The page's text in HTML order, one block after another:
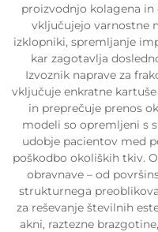
proizvodnjo kolagena in
vključujejo varnostne
izklopniki, spremljanje
kar zagotavlja
Izvoznik naprave za
vključuje enkratne
in preprečuje prenos
modeli so opremljeni s
udobje pacientov med
poškodbo okoliških tkiv.
obravnave – od
strukturnega
za reševanje številnih
akni, raztezne